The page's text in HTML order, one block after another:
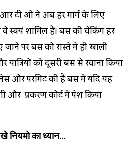
टी ओ ने अब हर मार्ग के लिए
वे स्वयं शामिल हैं। बस की चेकिंग हर
जाने पर बस को रास्ते मे ही खाली
को दूसरी बस से रवाना किया
और परमिट की है बस में यदि यह
और प्रकरण कोर्ट में पेश किया
नियमो का ध्यान…